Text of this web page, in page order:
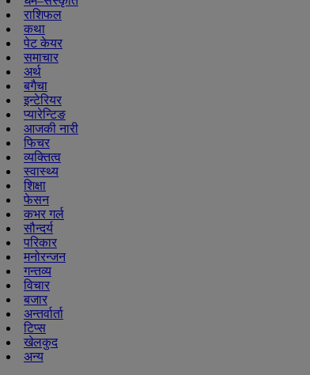
राशिफल
कथा
पेट केयर
समाचार
अर्थ
बगैचा
इन्टेरियर
प्यारेन्टिङ
आजकी नारी
फिचर
व्यक्तित्व
स्वास्थ्य
शिक्षा
फेसन
कभर गर्ल
सौन्दर्य
परिकार
मनोरन्जन
गन्तव्य
विचार
बजार
अन्तर्वार्ता
टिप्स
खेलकुद
अन्य